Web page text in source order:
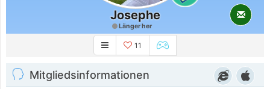
Josephe
Länger her
11
Mitgliedsinformationen